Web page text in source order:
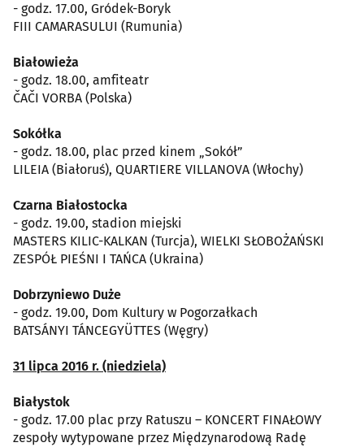
- godz. 17.00, Gródek-Boryk
FIII CAMARASULUI (Rumunia)
Białowieża
- godz. 18.00, amfiteatr
ČAČI VORBA (Polska)
Sokółka
- godz. 18.00, plac przed kinem „Sokół”
LILEIA (Białoruś), QUARTIERE VILLANOVA (Włochy)
Czarna Białostocka
- godz. 19.00, stadion miejski
MASTERS KILIC-KALKAN (Turcja), WIELKI SŁOBOŻAŃSKI
ZESPÓŁ PIEŚNI I TAŃCA (Ukraina)
Dobrzyniewo Duże
- godz. 19.00, Dom Kultury w Pogorzałkach
BATSÁNYI TÁNCEGYÜTTES (Węgry)
31 lipca 2016 r. (niedziela)
Białystok
- godz. 17.00 plac przy Ratuszu – KONCERT FINAŁOWY
zespoły wytypowane przez Międzynarodową Radę